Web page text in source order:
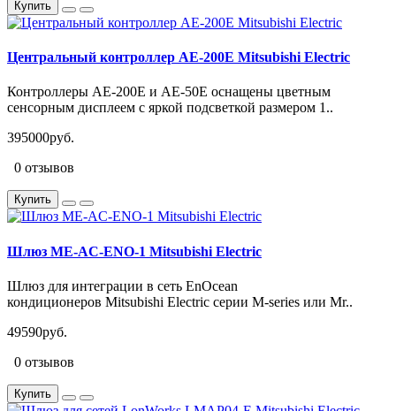
Купить
Центральный контроллер AE-200E Mitsubishi Electric
Контроллеры AE-200E и AE-50E оснащены цветным
сенсорным дисплеем с яркой подсветкой размером 1..
395000руб.
0 отзывов
Купить
Шлюз ME-AC-ENO-1 Mitsubishi Electric
Шлюз для интеграции в сеть EnOcean
кондиционеров Mitsubishi Electric серии M-series или Mr..
49590руб.
0 отзывов
Купить